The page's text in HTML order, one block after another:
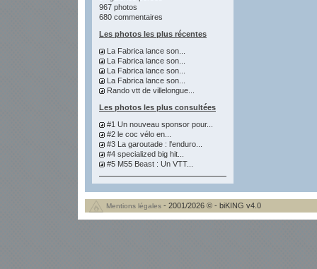
967 photos
680 commentaires
Les photos les plus récentes
La Fabrica lance son...
La Fabrica lance son...
La Fabrica lance son...
La Fabrica lance son...
Rando vtt de villelongue...
Les photos les plus consultées
#1 Un nouveau sponsor pour...
#2 le coc vélo en...
#3 La garoutade : l'enduro...
#4 specialized big hit...
#5 M55 Beast : Un VTT...
Mentions légales - 2001/2026 © - biKING v4.0